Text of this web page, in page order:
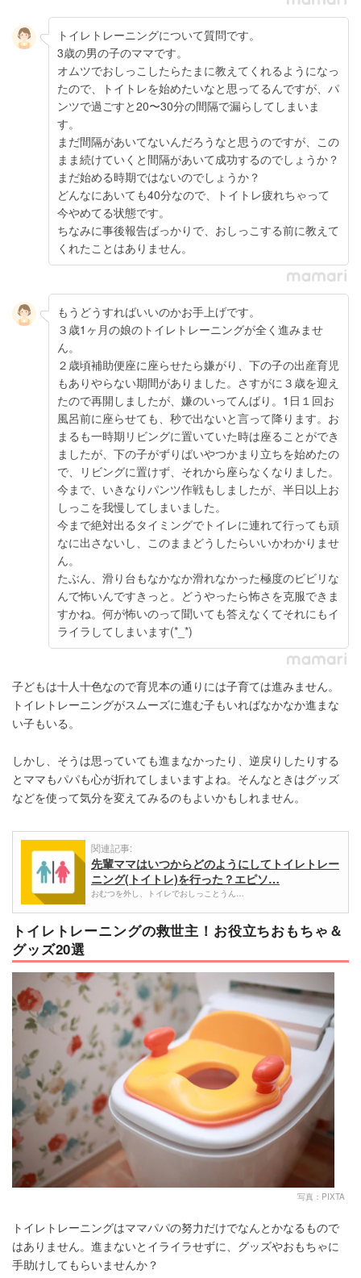
トイレトレーニングについて質問です。
3歳の男の子のママです。
オムツでおしっこしたらたまに教えてくれるようになっ
たので、トイトレを始めたいなと思ってるんですが、パ
ンツで過ごすと20〜30分の間隔で漏らしてしまいま
す。
まだ間隔があいてないんだろうなと思うのですが、この
まま続けていくと間隔があいて成功するのでしょうか？
まだ始める時期ではないのでしょうか？
どんなにあいても40分なので、トイトレ疲れちゃって
今やめてる状態です。
ちなみに事後報告ばっかりで、おしっこする前に教えて
くれたことはありません。
もうどうすればいいのかお手上げです。
３歳1ヶ月の娘のトイレトレーニングが全く進みませ
ん。
２歳頃補助便座に座らせたら嫌がり、下の子の出産育児
もありやらない期間がありました。さすがに３歳を迎え
たので再開しましたが、嫌のいってんばり。1日１回お
風呂前に座らせても、秒で出ないと言って降ります。お
まるも一時期リビングに置いていた時は座ることができ
ましたが、下の子がずりばいやつかまり立ちを始めたの
で、リビングに置けず、それから座らなくなりました。
今まで、いきなりパンツ作戦もしましたが、半日以上お
しっこを我慢してしまいました。
今まで絶対出るタイミングでトイレに連れて行っても頑
なに出さないし、このままどうしたらいいかわかりませ
ん。
たぶん、滑り台もなかなか滑れなかった極度のビビリな
んで怖いんですきっと。どうやったら怖さを克服できま
すかね。何が怖いのって聞いても答えなくてそれにもイ
ライラしてしまいます(*_*)
子どもは十人十色なので育児本の通りには子育ては進みません。
トイレトレーニングがスムーズに進む子もいればなかなか進まな
い子もいる。
しかし、そうは思っていても進まなかったり、逆戻りしたりする
とママもパパも心が折れてしまいますよね。そんなときはグッズ
などを使って気分を変えてみるのもよいかもしれません。
関連記事:
先輩ママはいつからどのようにしてトイレトレー
ニング(トイトレ)を行った？エピソ…
おむつを外し、トイレでおしっことうん…
トイレトレーニングの救世主！お役立ちおもちゃ＆
グッズ20選
写真：PIXTA
トイレトレーニングはママパパの努力だけでなんとかなるもので
はありません。進まないとイライラせずに、グッズやおもちゃに
手助けしてもらいませんか？